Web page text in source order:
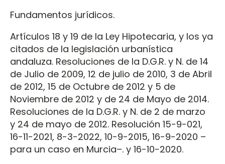
Fundamentos jurídicos.
Artículos 18 y 19 de la Ley Hipotecaria, y los ya
citados de la legislación urbanística
andaluza. Resoluciones de la D.G.R. y N. de 14
de Julio de 2009, 12 de julio de 2010, 3 de Abril
de 2012, 15 de Octubre de 2012 y 5 de
Noviembre de 2012 y de 24 de Mayo de 2014.
Resoluciones de la D.G.R. y N. de 2 de marzo
y 24 de mayo de 2012. Resolución 15-9-021,
16-11-2021, 8-3-2022, 10-9-2015, 16-9-2020 –
para un caso en Murcia–. y 16-10-2020.